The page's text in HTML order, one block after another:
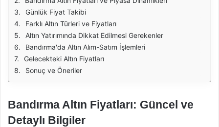
Günlük Fiyat Takibi
Farklı Altın Türleri ve Fiyatları
Altın Yatırımında Dikkat Edilmesi Gerekenler
Bandırma'da Altın Alım-Satım İşlemleri
Gelecekteki Altın Fiyatları
Sonuç ve Öneriler
Bandırma Altın Fiyatları: Güncel ve
Detaylı Bilgiler